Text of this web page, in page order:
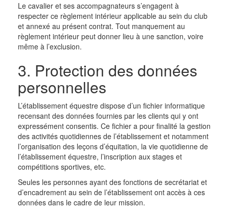
Le cavalier et ses accompagnateurs s’engagent à
respecter ce règlement intérieur applicable au sein du club
et annexé au présent contrat. Tout manquement au
règlement intérieur peut donner lieu à une sanction, voire
même à l’exclusion.
3. Protection des données
personnelles
L’établissement équestre dispose d’un fichier informatique
recensant des données fournies par les clients qui y ont
expressément consentis. Ce fichier a pour finalité la gestion
des activités quotidiennes de l’établissement et notamment
l’organisation des leçons d’équitation, la vie quotidienne de
l’établissement équestre, l’inscription aux stages et
compétitions sportives, etc.
Seules les personnes ayant des fonctions de secrétariat et
d’encadrement au sein de l’établissement ont accès à ces
données dans le cadre de leur mission.